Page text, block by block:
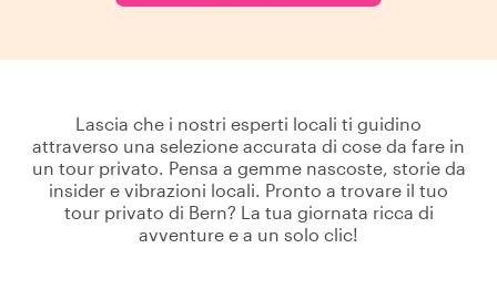
Lascia che i nostri esperti locali ti guidino
attraverso una selezione accurata di cose da fare in
un tour privato. Pensa a gemme nascoste, storie da
insider e vibrazioni locali. Pronto a trovare il tuo
tour privato di Bern? La tua giornata ricca di
avventure e a un solo clic!